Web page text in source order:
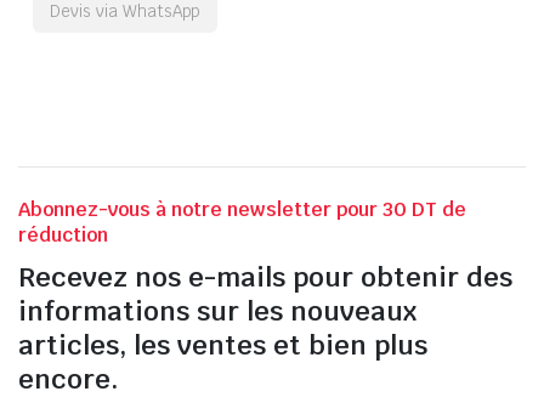
Devis via WhatsApp
Abonnez-vous à notre newsletter pour 30 DT de
réduction
Recevez nos e-mails pour obtenir des
informations sur les nouveaux
articles, les ventes et bien plus
encore.